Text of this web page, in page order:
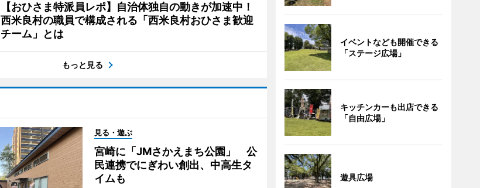
【おひさま特派員レポ】自治体独自の動きが加速中！
西米良村の職員で構成される「西米良村おひさま歓迎
チーム」とは
もっと見る
見る・遊ぶ
宮崎に「JMさかえまち公園」 公
民連携でにぎわい創出、中高生タ
イムも
イベントなども開催できる
「ステージ広場」
キッチンカーも出店できる
「自由広場」
遊具広場